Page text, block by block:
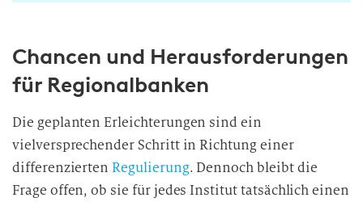
Chancen und Herausforderungen
für Regionalbanken
Die geplanten Erleichterungen sind ein
vielversprechender Schritt in Richtung einer
differenziertenRegulierung. Dennoch bleibt die
Frage offen, ob sie für jedes Institut tatsächlich einen